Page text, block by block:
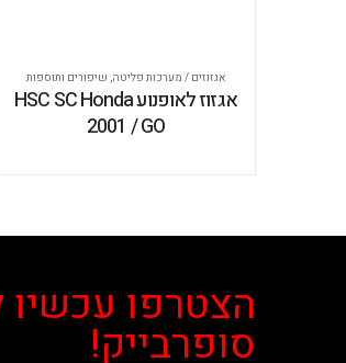
אגזוזים / מערכות פליטה, שיפורים ותוספות
אגזוז לאופנוע HSC SC Honda
2001 / GO
הצטרפו עכשיו
סופרבייק!